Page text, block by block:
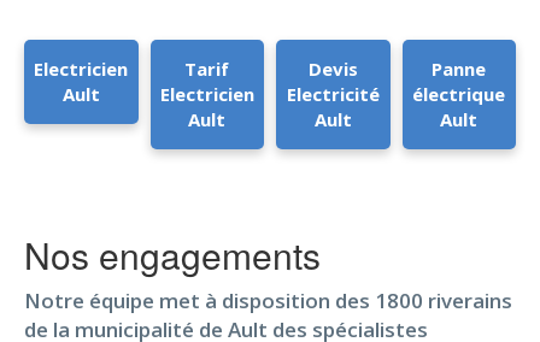
Electricien
Ault
Tarif
Electricien
Ault
Devis
Electricité
Ault
Panne
électrique
Ault
Nos engagements
Notre équipe met à disposition des 1800 riverains
de la municipalité de Ault des spécialistes